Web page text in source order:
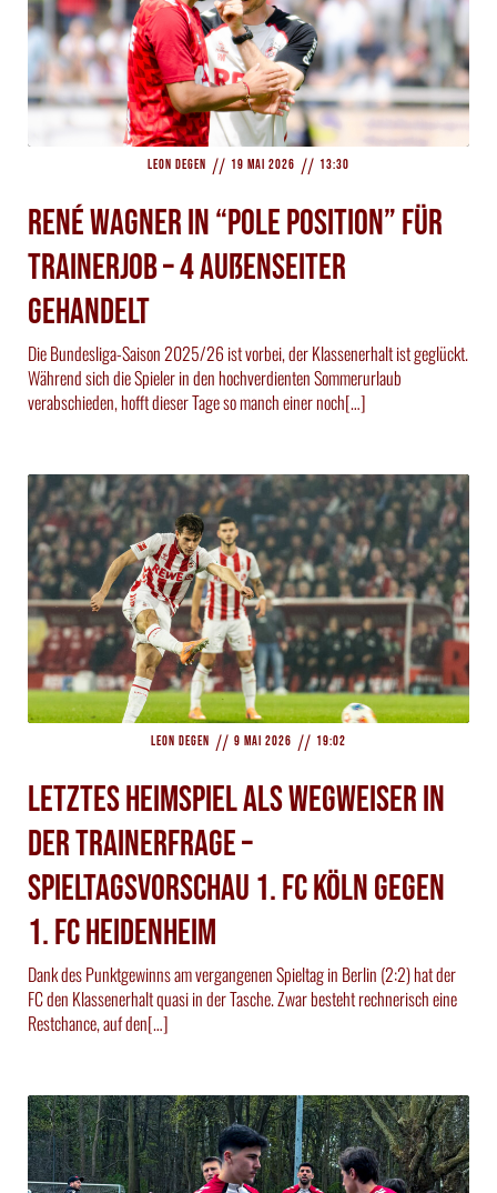
Leon Degen // 19 Mai 2026 // 13:30
René Wagner in “Pole Position” für
Trainerjob – 4 Außenseiter
gehandelt
Die Bundesliga-Saison 2025/26 ist vorbei, der Klassenerhalt ist geglückt.
Während sich die Spieler in den hochverdienten Sommerurlaub
verabschieden, hofft dieser Tage so manch einer noch[…]
Leon Degen // 9 Mai 2026 // 19:02
Letztes Heimspiel als Wegweiser in
der Trainerfrage –
Spieltagsvorschau 1. FC Köln gegen
1. FC Heidenheim
Dank des Punktgewinns am vergangenen Spieltag in Berlin (2:2) hat der
FC den Klassenerhalt quasi in der Tasche. Zwar besteht rechnerisch eine
Restchance, auf den[…]